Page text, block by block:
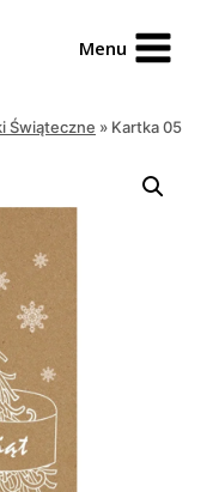
Menu
Świąteczne » Kartka 05